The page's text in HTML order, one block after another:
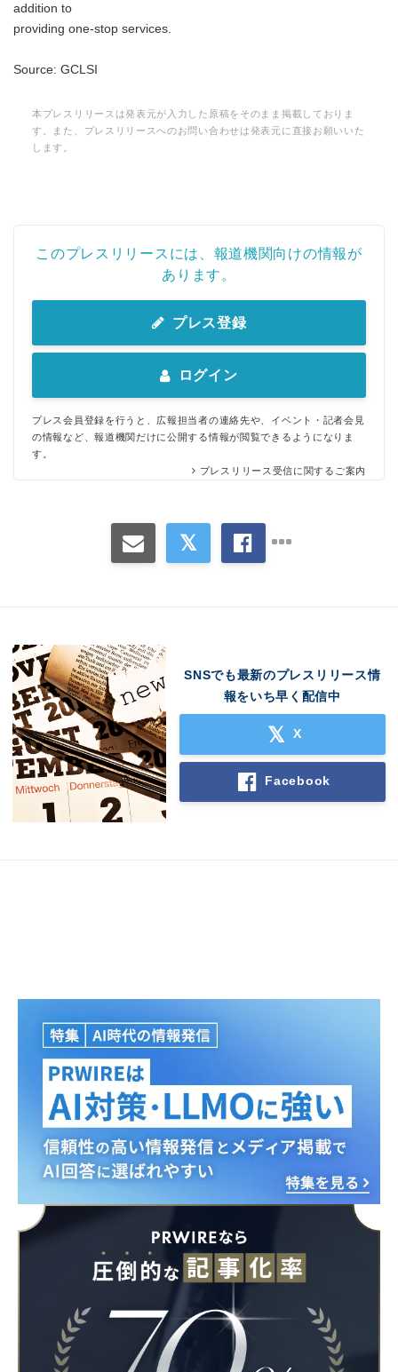
addition to
providing one-stop services.
Source: GCLSI
本プレスリリースは発表元が入力した原稿をそのまま掲載しておりま
す。また、プレスリリースへのお問い合わせは発表元に直接お願いいた
します。
このプレスリリースには、報道機関向けの情報が
あります。
プレス登録
ログイン
プレス会員登録を行うと、広報担当者の連絡先や、イベント・記者会見
の情報など、報道機関だけに公開する情報が閲覧できるようになりま
す。
プレスリリース受信に関するご案内
SNSでも最新のプレスリリース情
報をいち早く配信中
X
Facebook